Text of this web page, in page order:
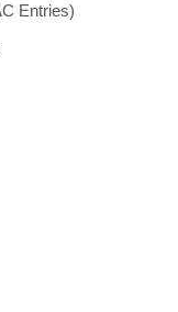
Entries)